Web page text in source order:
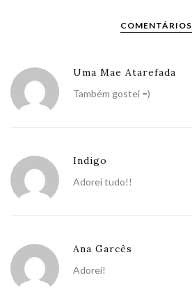
COMENTÁRIOS
Uma Mae Atarefada
Também gostei =)
Indigo
Adorei tudo!!
Ana Garcês
Adorei!